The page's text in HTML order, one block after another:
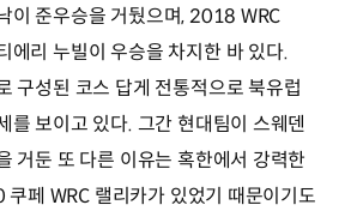
이 준우승을 거뒀으며, 2018 WRC
에리 누빌이 우승을 차지한 바 있다.
구성된 코스 답게 전통적으로 북유럽
를 보이고 있다. 그간 현대팀이 스웨덴
거둔 또 다른 이유는 혹한에서 강력한
페 WRC 랠리카가 있었기 때문이기도